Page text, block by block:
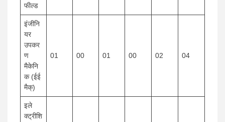
फील्ड
इंजीनि
यर
उपकर
ण
मैकेनि
क (ईई
मैक्)
01 00 01 00 02 04
इले
क्ट्रीशि